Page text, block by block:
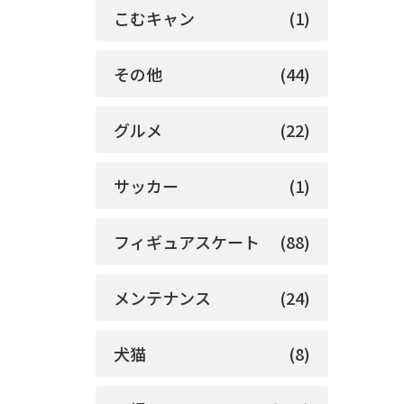
こむキャン (1)
その他 (44)
グルメ (22)
サッカー (1)
フィギュアスケート (88)
メンテナンス (24)
犬猫 (8)